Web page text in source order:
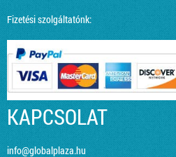
Fizetési szolgáltatónk:
KAPCSOLAT
info@globalplaza.hu